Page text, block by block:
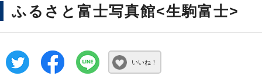
ふるさと富士写真館<生駒富士>
いいね！